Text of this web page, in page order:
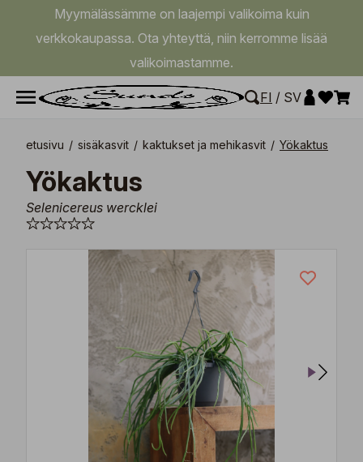
Myymälässämme on laajempi valikoima kuin
verkkokaupassa. Ota yhteyttä, niin kerromme lisää
valikoimastamme.
FI / SV
etusivu / sisäkasvit / kaktukset ja mehikasvit / Yökaktus
Yökaktus
Selenicereus wercklei